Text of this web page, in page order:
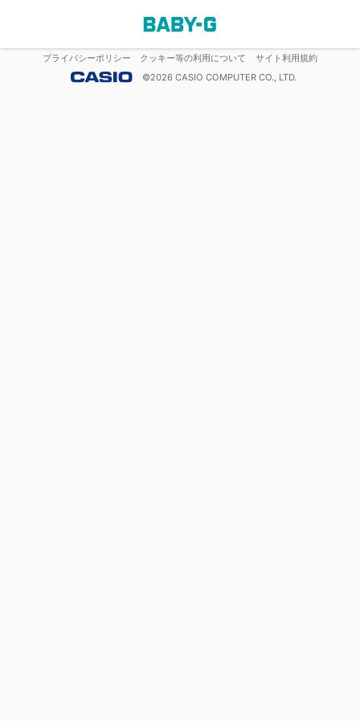
プライバシーポリシー クッキー等の利用について
サイト利用規約
©2026 CASIO COMPUTER CO., LTD.